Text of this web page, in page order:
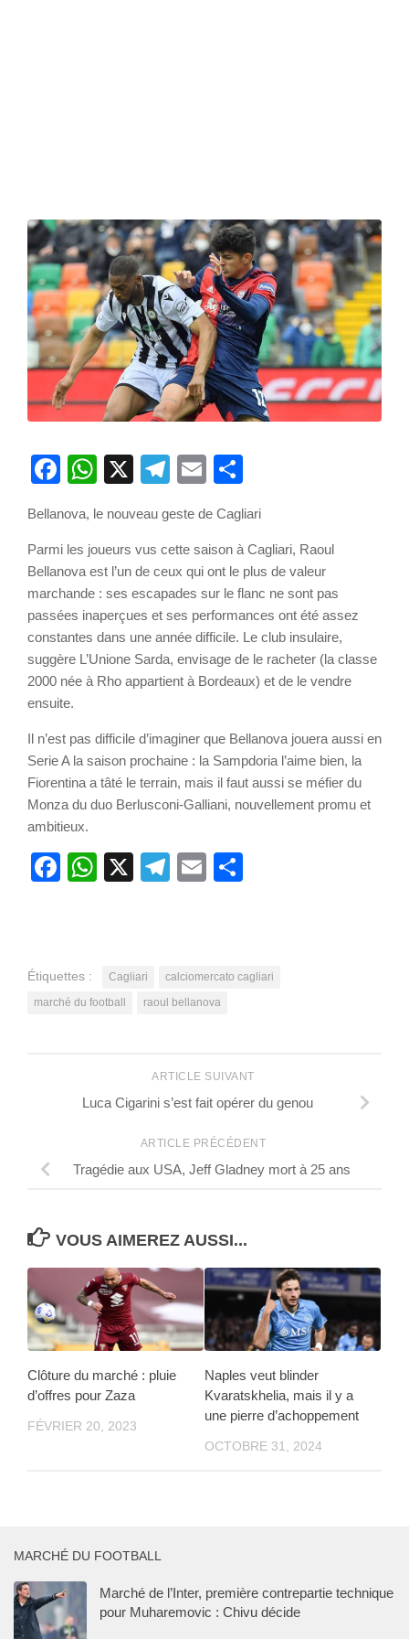
Facebook
WhatsApp
X Telegram
Email
Bellanova, le nouveau geste de Cagliari
Parmi les joueurs vus cette saison à Cagliari, Raoul
Bellanova est l’un de ceux qui ont le plus de valeur
marchande : ses escapades sur le flanc ne sont pas
passées inaperçues et ses performances ont été assez
constantes dans une année difficile. Le club insulaire,
suggère L’Unione Sarda, envisage de le racheter (la classe
2000 née à Rho appartient à Bordeaux) et de le vendre
ensuite.
Il n’est pas difficile d’imaginer que Bellanova jouera aussi en
Serie A la saison prochaine : la Sampdoria l’aime bien, la
Fiorentina a tâté le terrain, mais il faut aussi se méfier du
Monza du duo Berlusconi-Galliani, nouvellement promu et
ambitieux.
Facebook
WhatsApp
X Telegram
Email
Étiquettes : Cagliari
calciomercato cagliari
marché du football
raoul bellanova
ARTICLE SUIVANT
Luca Cigarini s’est fait opérer du genou
ARTICLE PRÉCÉDENT
Tragédie aux USA, Jeff Gladney mort à 25 ans
VOUS AIMEREZ AUSSI...
Clôture du marché : pluie
d’offres pour Zaza
FÉVRIER 20, 2023
Naples veut blinder
Kvaratskhelia, mais il y a
une pierre d’achoppement
OCTOBRE 31, 2024
MARCHÉ DU FOOTBALL
Marché de l’Inter, première contrepartie technique
pour Muharemovic : Chivu décide